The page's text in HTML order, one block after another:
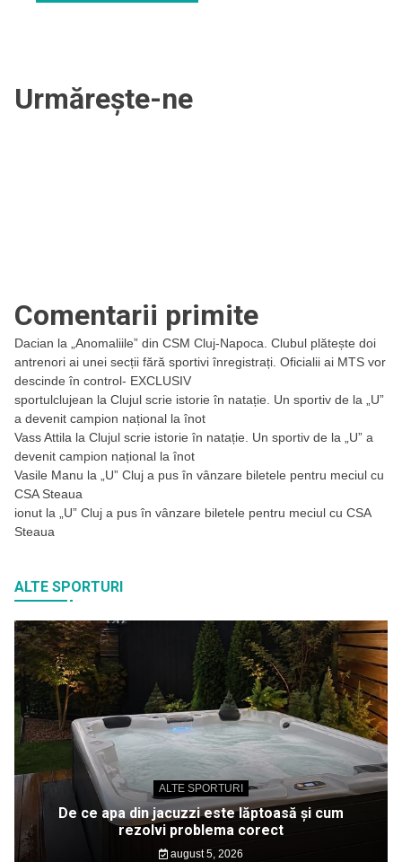
Urmărește-ne
Comentarii primite
Dacian la
„Anomaliile” din CSM Cluj-Napoca. Clubul plătește doi
antrenori ai unei secții fără sportivi înregistrați. Oficialii ai MTS vor
descinde în control- EXCLUSIV
sportulclujean la Clujul scrie istorie în natație. Un sportiv de la „U”
a devenit campion național la înot
Vass Attila la Clujul scrie istorie în natație. Un sportiv de la „U” a
devenit campion național la înot
Vasile Manu la
„U” Cluj a pus în vânzare biletele pentru meciul cu
CSA Steaua
ionut la
„U” Cluj a pus în vânzare biletele pentru meciul cu CSA
Steaua
ALTE SPORTURI
ALTE SPORTURI
De ce apa din jacuzzi este lăptoasă și cum
rezolvi problema corect
august 5, 2026